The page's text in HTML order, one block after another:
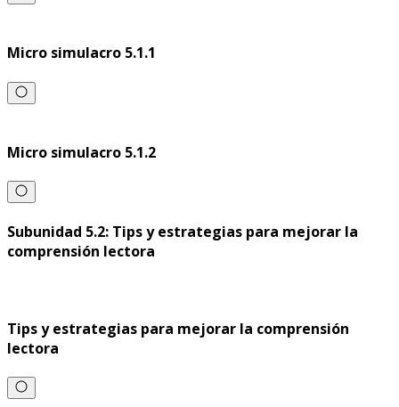
Micro simulacro 5.1.1
Micro simulacro 5.1.2
Subunidad 5.2: Tips y estrategias para mejorar la
comprensión lectora
Tips y estrategias para mejorar la comprensión
lectora